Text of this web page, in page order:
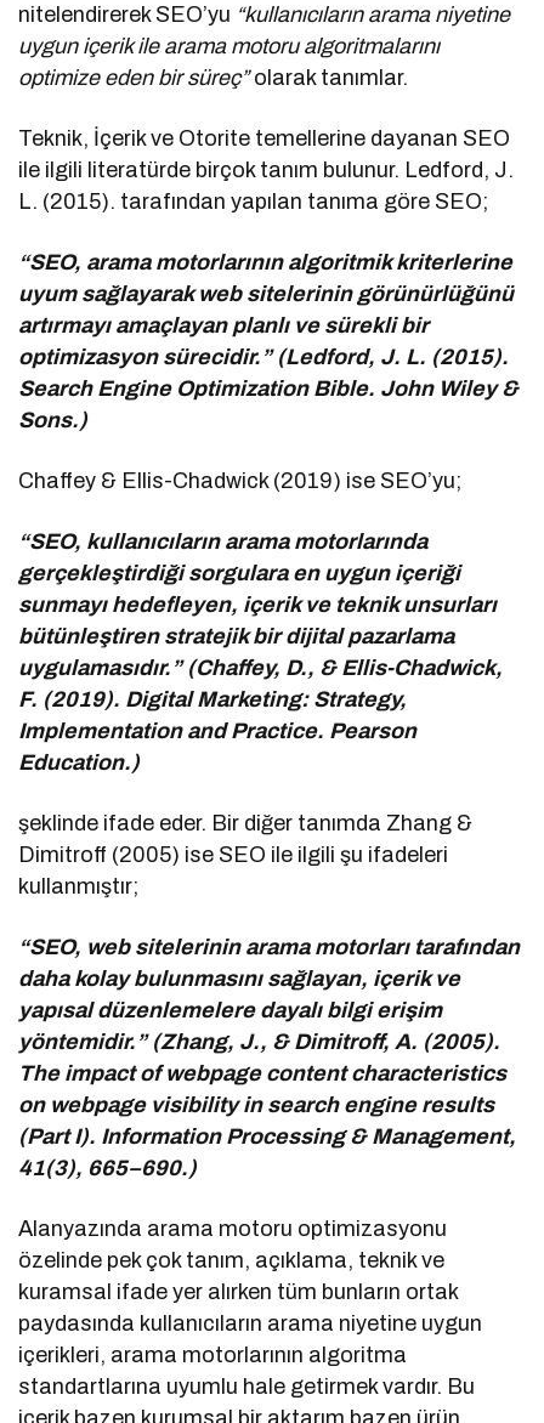
nitelendirerek SEO’yu “kullanıcıların arama niyetine
uygun içerik ile arama motoru algoritmalarını
optimize eden bir süreç”olarak tanımlar.
Teknik, İçerik ve Otorite temellerine dayanan SEO
ile ilgili literatürde birçok tanım bulunur. Ledford, J.
L. (2015). tarafından yapılan tanıma göre SEO;
“SEO, arama motorlarının algoritmik kriterlerine
uyum sağlayarak web sitelerinin görünürlüğünü
artırmayı amaçlayan planlı ve sürekli bir
optimizasyon sürecidir.” (Ledford, J. L. (2015).
Search Engine Optimization Bible. John Wiley &
Sons.)
Chaffey & Ellis-Chadwick (2019) ise SEO’yu;
“SEO, kullanıcıların arama motorlarında
gerçekleştirdiği sorgulara en uygun içeriği
sunmayı hedefleyen, içerik ve teknik unsurları
bütünleştiren stratejik bir dijital pazarlama
uygulamasıdır.” (Chaffey, D., & Ellis-Chadwick,
F. (2019). Digital Marketing: Strategy,
Implementation and Practice. Pearson
Education.)
şeklinde ifade eder. Bir diğer tanımda Zhang &
Dimitroff (2005) ise SEO ile ilgili şu ifadeleri
kullanmıştır;
“SEO, web sitelerinin arama motorları tarafından
daha kolay bulunmasını sağlayan, içerik ve
yapısal düzenlemelere dayalı bilgi erişim
yöntemidir.” (Zhang, J., & Dimitroff, A. (2005).
The impact of webpage content characteristics
on webpage visibility in search engine results
(Part I). Information Processing & Management,
41(3), 665–690.)
Alanyazında arama motoru optimizasyonu
özelinde pek çok tanım, açıklama, teknik ve
kuramsal ifade yer alırken tüm bunların ortak
paydasında kullanıcıların arama niyetine uygun
içerikleri, arama motorlarının algoritma
standartlarına uyumlu hale getirmek vardır. Bu
içerik bazen kurumsal bir aktarım bazen ürün